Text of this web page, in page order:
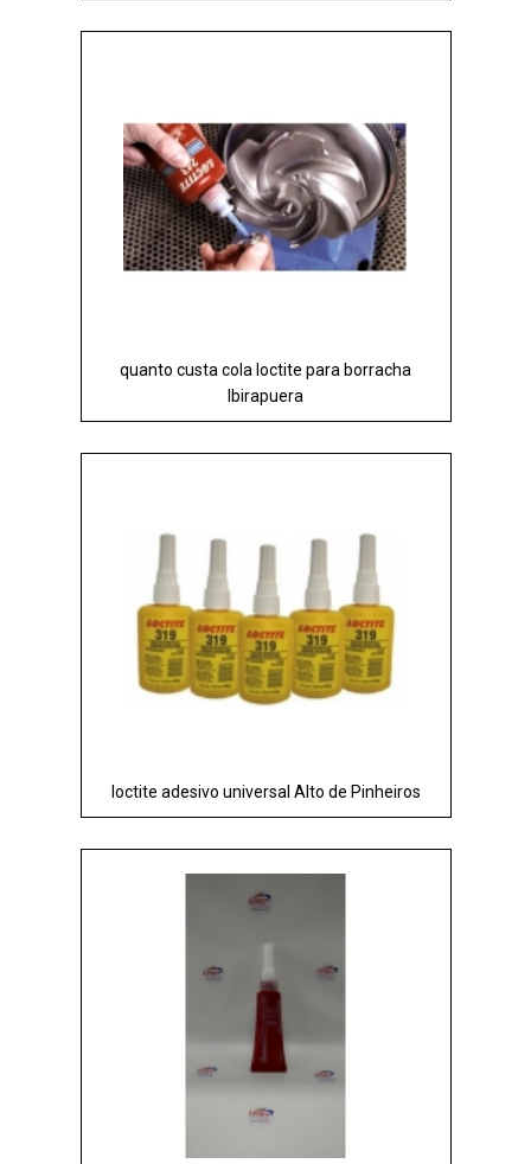
quanto custa cola loctite para borracha
Ibirapuera
loctite adesivo universal Alto de Pinheiros